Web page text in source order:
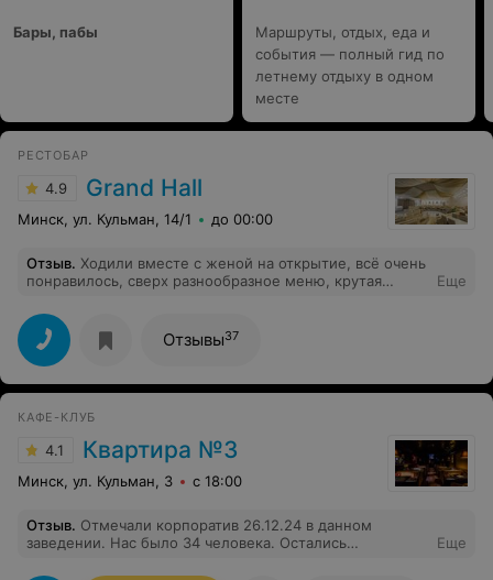
Бары, пабы
Маршруты, отдых, еда и
события — полный гид по
летнему отдыху в одном
месте
РЕСТОБАР
4.9 Grand Hall
Минск, ул. Кульман, 14/1 до 00:00
Отзыв. Ходили вместе с женой на открытие, всё очень
понравилось, сверх разнообразное меню, крутая
где пробовал кальяны, все супер. В общем, не думал,
что так понравится. Однозначно придём снова уже с
друзьями!
Еще
Отзывы37
КАФЕ-КЛУБ
4.1 Квартира №3
Минск, ул. Кульман, 3 с 18:00
Отзыв. Отмечали корпоратив 26.12.24 в данном
заведении. Нас было 34 человека. Остались
Еще